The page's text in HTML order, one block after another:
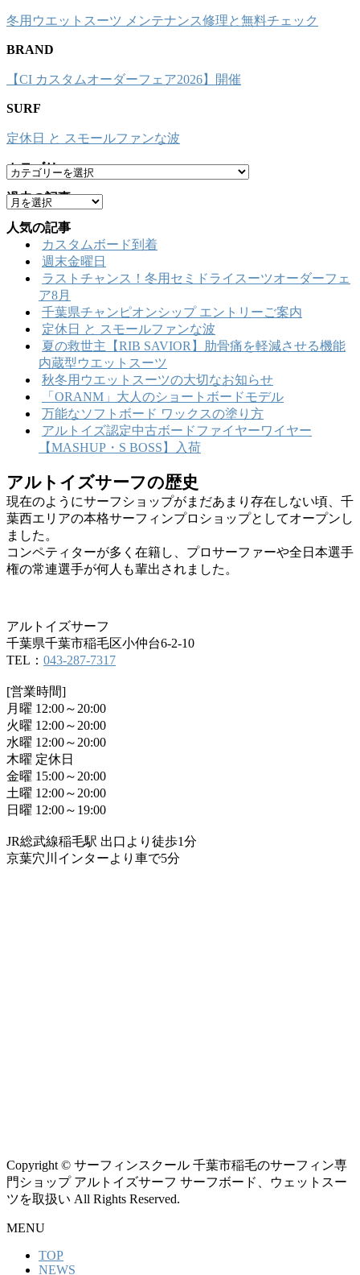
冬用ウエットスーツ メンテナンス修理と無料チェック
BRAND
【CI カスタムオーダーフェア2026】開催
SURF
定休日 と スモールファンな波
カテゴリー
カ
テ
ゴ
リ
ー
過去の記事
ア
ー
カ
人気の記事
カスタムボード到着
週末金曜日
ラストチャンス！冬用セミドライスーツオーダーフェ
ア8月
千葉県チャンピオンシップ エントリーご案内
定休日 と スモールファンな波
夏の救世主【RIB SAVIOR】肋骨痛を軽減させる機能
内蔵型ウエットスーツ
秋冬用ウエットスーツの大切なお知らせ
「ORANM」大人のショートボードモデル
万能なソフトボード ワックスの塗り方
アルトイズ認定中古ボードファイヤーワイヤー
【MASHUP・S BOSS】入荷
アルトイズサーフの歴史
現在のようにサーフショップがまだあまり存在しない頃、千
葉西エリアの本格サーフィンプロショップとしてオープンし
ました。
コンペティターが多く在籍し、プロサーファーや全日本選手
権の常連選手が何人も輩出されました。
アルトイズサーフ
千葉県千葉市稲毛区小仲台6-2-10
TEL： 043-287-7317
[営業時間]
月曜 12:00～20:00
火曜 12:00～20:00
水曜 12:00～20:00
木曜 定休日
金曜 15:00～20:00
土曜 12:00～20:00
日曜 12:00～19:00
JR総武線稲毛駅 出口より徒歩1分
京葉穴川インターより車で5分
Copyright © サーフィンスクール 千葉市稲毛のサーフィン専
門ショップ アルトイズサーフ サーフボード、ウェットスー
ツを取扱い All Rights Reserved.
MENU
TOP
NEWS